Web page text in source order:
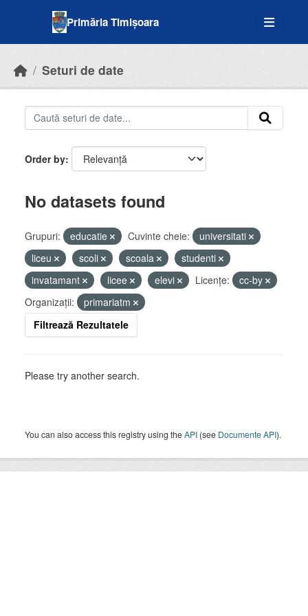
Primăria Timișoara
Seturi de date
Order by
No datasets found
Grupuri: educatie Cuvinte cheie:
universitati
liceu
scoli scoala
studenti
invatamant
licee elevi Licenţe:
cc-by
Organizații:
primariatm
Filtrează Rezultatele
Please try another search.
You can also access this registry using theAPI (see Documente API).